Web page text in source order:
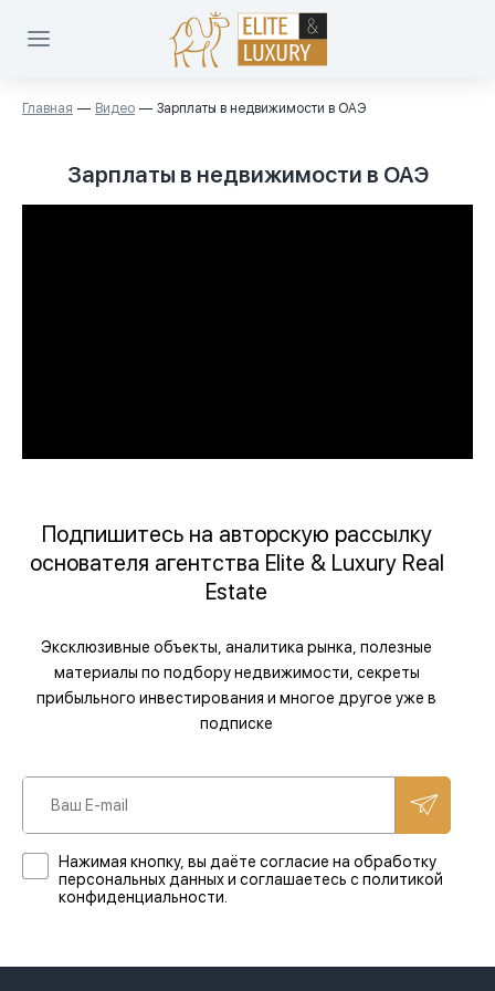
Главная Видео Зарплаты в недвижимости в ОАЭ
Зарплаты в недвижимости в ОАЭ
Подпишитесь на авторскую рассылку
основателя агентства Elite & Luxury Real
Estate
Эксклюзивные объекты, аналитика рынка, полезные
материалы по подбору недвижимости, секреты
прибыльного инвестирования и многое другое уже в
подписке
Нажимая кнопку, вы даёте согласие на обработку
персональных данных и соглашаетесь с политикой
конфиденциальности.